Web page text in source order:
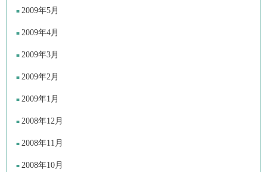
2009年5月
2009年4月
2009年3月
2009年2月
2009年1月
2008年12月
2008年11月
2008年10月